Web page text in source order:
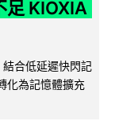
足 KIOXIA
合低延遲快閃記
化為記憶體擴充